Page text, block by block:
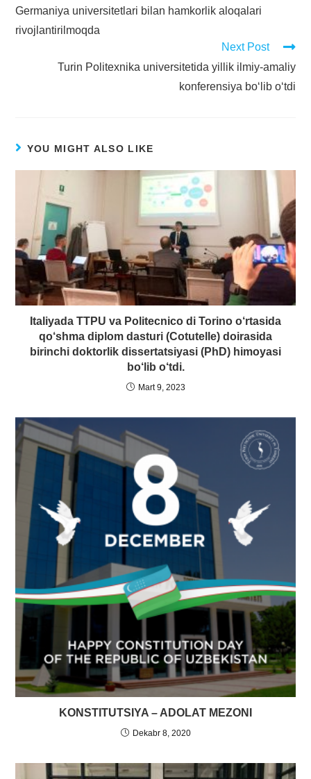
Germaniya universitetlari bilan hamkorlik aloqalari
rivojlantirilmoqda
Next Post
Turin Politexnika universitetida yillik ilmiy-amaliy
konferensiya bo‘lib o‘tdi
YOU MIGHT ALSO LIKE
Italiyada TTPU va Politecnico di Torino o‘rtasida
qo‘shma diplom dasturi (Cotutelle) doirasida
birinchi doktorlik dissertatsiyasi (PhD) himoyasi
bo‘lib o‘tdi.
Mart 9, 2023
KONSTITUTSIYA – ADOLAT MEZONI
Dekabr 8, 2020